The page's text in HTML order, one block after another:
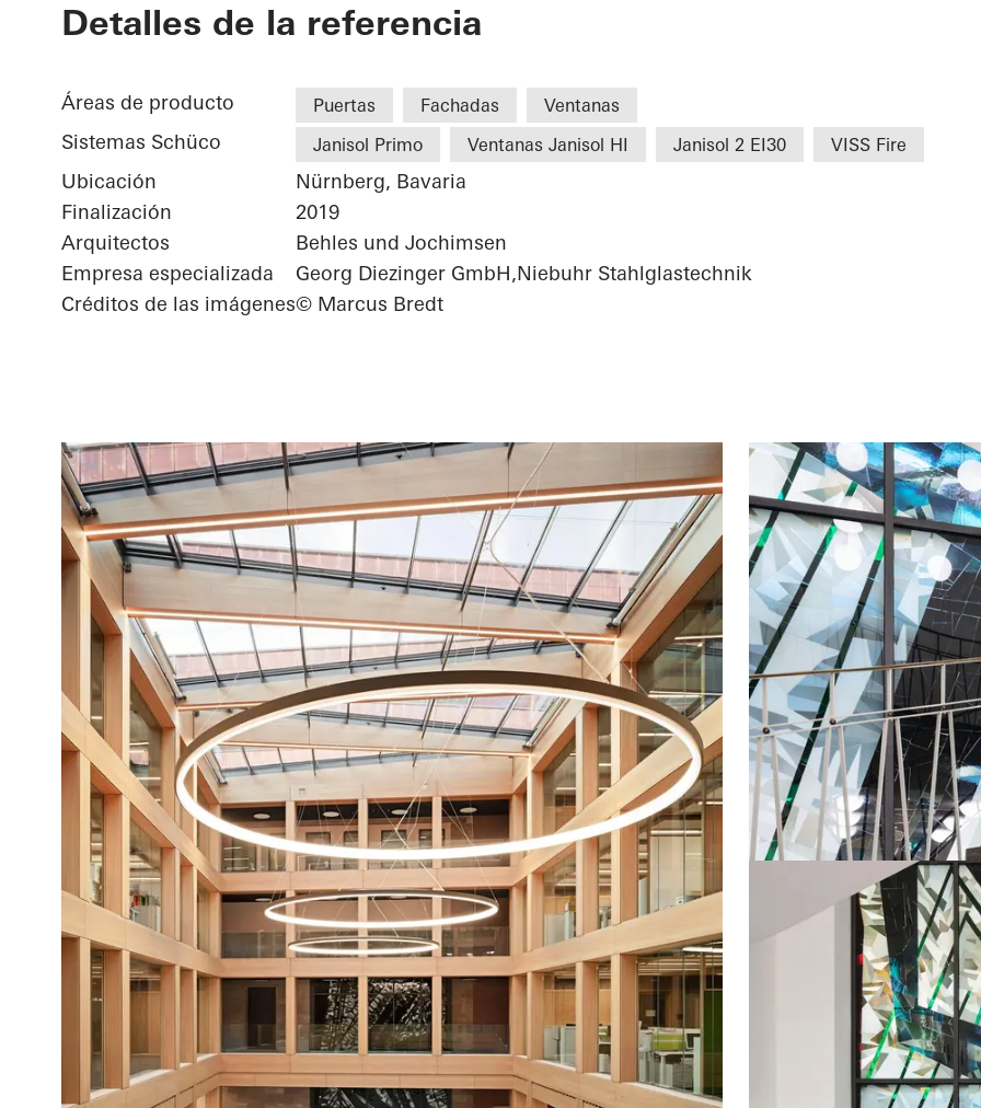
Chamber of Commerce
Detalles de la referencia
Áreas de producto Puertas Fachadas Ventanas
Sistemas Schüco Janisol Primo Ventanas Janisol HI Janisol 2 EI30 VISS Fire
Ubicación
Nürnberg, Bavaria
Finalización
2019
Arquitectos
Behles und Jochimsen
Empresa especializada
Georg Diezinger GmbH,Niebuhr Stahlglastechnik
Créditos de las imágenes© Marcus Bredt